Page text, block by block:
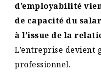
d’employabilité
de capacité du
à l’issue de la
L’entreprise devient
professionnel.